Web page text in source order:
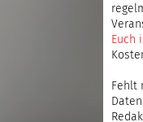
Euch
Fehlt